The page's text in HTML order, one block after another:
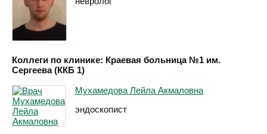
Коллеги по клинике: Краевая больница №1 им.
Сергеева (ККБ 1)
Мухамедова Лейла Акмаловна
эндоскопист